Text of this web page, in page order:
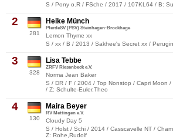
S / Pony o.R / FSche / 2017 / 107KL64 / B:
2
281
Heike Münch
PferdeSV (PSV) Steinhagen-Brockhage
Lemon Thyme xx
S / xx / B / 2013 / Sakhee's Secret xx /
3
328
Lisa Tebbe
ZRFV Riesenbeck e.V.
Norma Jean Baker
S / DR / F / 2004 / Top Nonstop / Capri Moon /
/ Z: Schulte-Euler,Theo
4
130
Maira Beyer
RV Mettingen e.V.
Cloudy Day 5
S / Holst / Schi / 2014 / Casscavelle NT /
Z: Rohe,Rudolf